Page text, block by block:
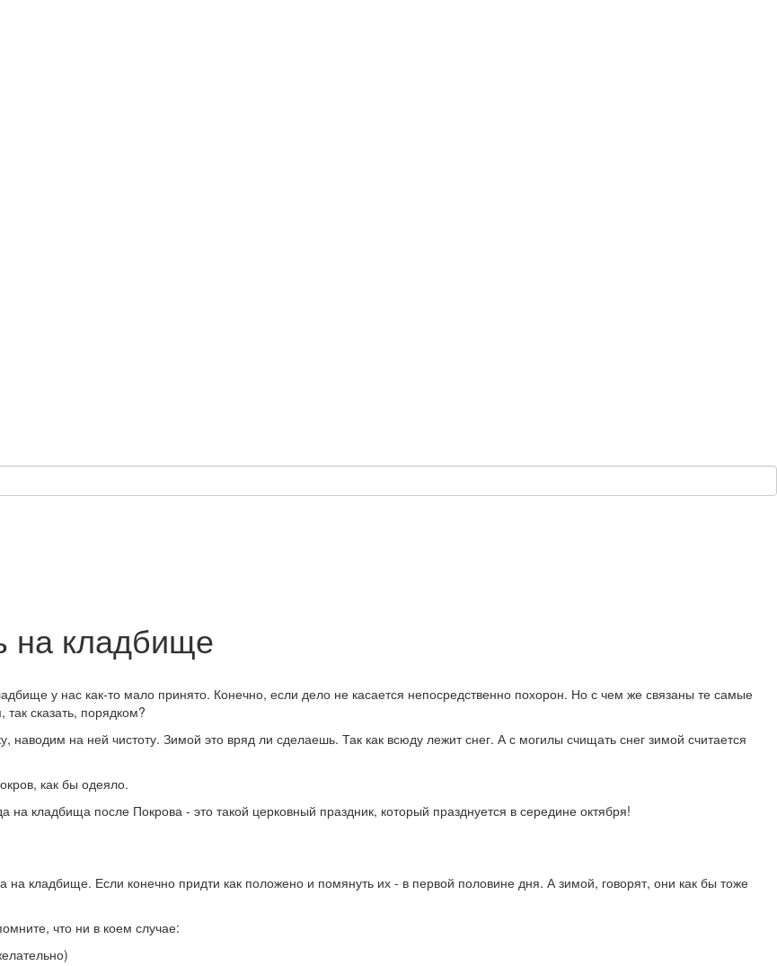
на кладбище
у нас как-то мало принято. Конечно, если дело не касается непосредственно похорон. Но с чем же связаны те самые
сказать, порядком?
на ней чистоту. Зимой это вряд ли сделаешь. Так как всюду лежит снег. А с могилы счищать снег зимой считается
как бы одеяло.
кладбища после Покрова - это такой церковный праздник, который празднуется в середине октября!
на кладбище. Если конечно придти как положено и помянуть их - в первой половине дня. А зимой, говорят, они как бы тоже
что ни в коем случае: